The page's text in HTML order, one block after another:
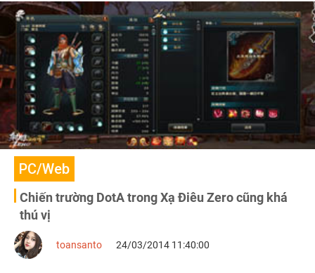
PC/Web
Chiến trường DotA trong Xạ Điêu Zero cũng khá
thú vị
toansanto 24/03/2014 11:40:00